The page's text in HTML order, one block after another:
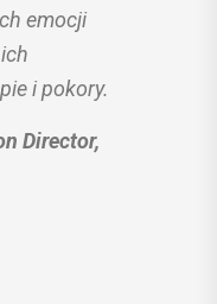
emocji
i pokory.
Director,